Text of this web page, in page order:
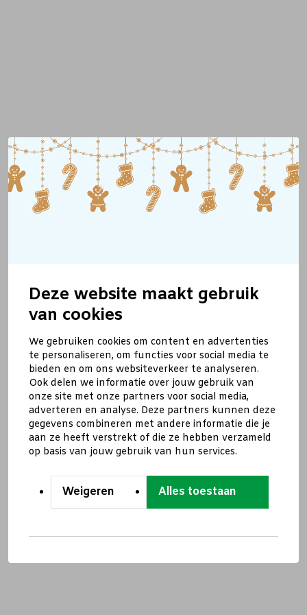
Deze website maakt gebruik
van cookies
We gebruiken cookies om content en advertenties
te personaliseren, om functies voor social media te
bieden en om ons websiteverkeer te analyseren.
Ook delen we informatie over jouw gebruik van
onze site met onze partners voor social media,
adverteren en analyse. Deze partners kunnen deze
gegevens combineren met andere informatie die je
aan ze heeft verstrekt of die ze hebben verzameld
op basis van jouw gebruik van hun services.
Weigeren Alles toestaan